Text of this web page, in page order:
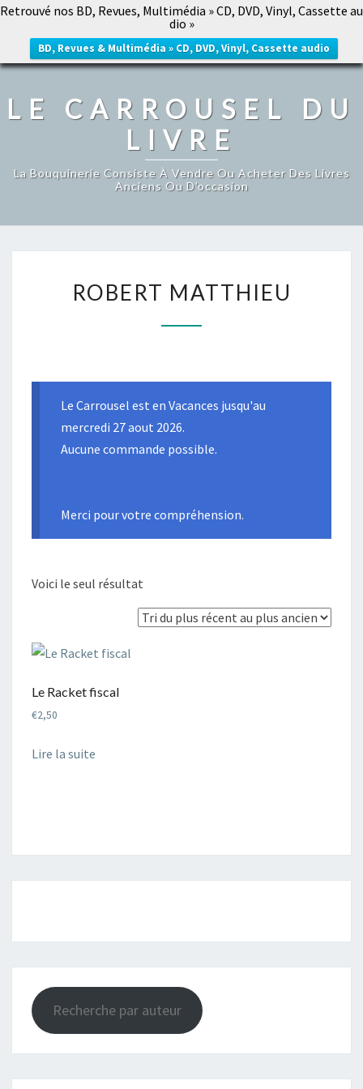
Retrouvé nos BD, Revues, Multimédia » CD, DVD, Vinyl, Cassette au
dio »
BD, Revues & Multimédia » CD, DVD, Vinyl, Cassette audio
LE CARROUSEL DU LIVRE
LE CARROUSEL DU
LIVRE
La Bouquinerie Consiste À Vendre Ou Acheter Des Livres
Anciens Ou D’occasion
MATTHIEU
ROBERT MATTHIEU
Le Carrousel est en Vacances jusqu'au
mercredi 27 aout 2026.
Aucune commande possible.
Merci pour votre compréhension.
Voici le seul résultat
Le Racket fiscal
€2,50
Lire la suite
Recherche par auteur